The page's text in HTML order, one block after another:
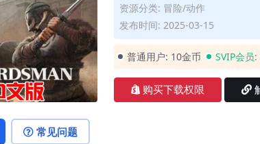
资源分类: 冒险/动作
发布时间: 2025-03-15
普通用户: 10金币 SVIP会员:
购买下载权限
常见问题